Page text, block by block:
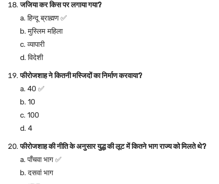
जजिया कर किस पर लगाया गया?
a. हिन्दू ब्राह्मण ✅
b. मुस्लिम महिला
c. व्यापारी
d. विदेशी
फीरोजशाह ने कितनी मस्जिदों का निर्माण करवाया?
a. 40 ✅
b. 10
c. 100
d. 4
फीरोजशाह की नीति के अनुसार युद्ध की लूट में कितने भाग राज्य को मिलते थे?
a. पाँचवा भाग ✅
b. दसवां भाग